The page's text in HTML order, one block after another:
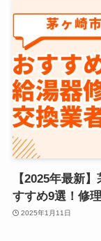
【2025年最新
すすめ9選！修
2025年1月11日